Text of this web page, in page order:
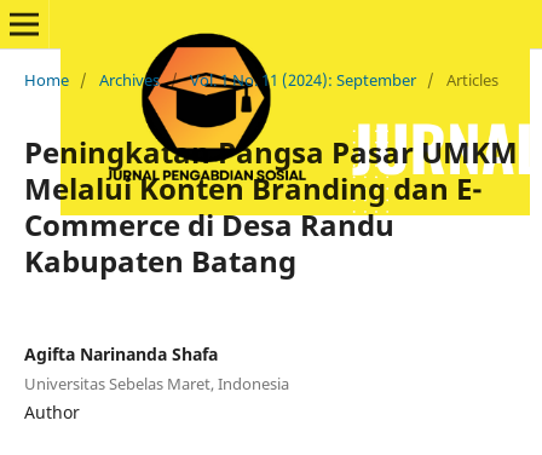
Home / Archives / Vol. 1 No. 11 (2024): September / Articles
Peningkatan Pangsa Pasar UMKM
Melalui Konten Branding dan E-
Commerce di Desa Randu
Kabupaten Batang
Agifta Narinanda Shafa
Universitas Sebelas Maret, Indonesia
Author